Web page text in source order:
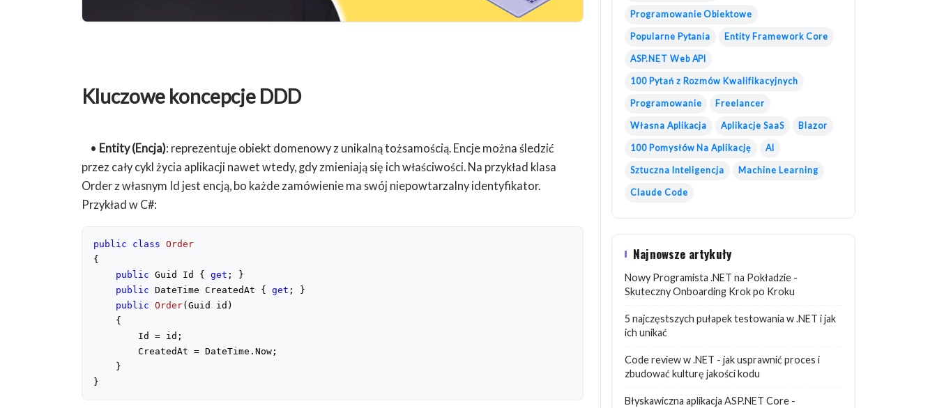
Kluczowe koncepcje DDD
• Entity (Encja): reprezentuje obiekt domenowy z unikalną tożsamością. Encje można śledzić
przez cały cykl życia aplikacji nawet wtedy, gdy zmieniają się ich właściwości. Na przykład klasa
Order z własnym Id jest encją, bo każde zamówienie ma swój niepowtarzalny identyfikator.
Przykład w C#:
public class Order
{
public Guid Id { get ; }
public DateTime CreatedAt { get ; }
public Order( Guid id )
{
        Id = id;
        CreatedAt = DateTime.Now;
    }
}
Programowanie Obiektowe
Popularne Pytania Entity Framework Core
ASP.NET Web API
100 Pytań z Rozmów Kwalifikacyjnych
Programowanie Freelancer
Własna Aplikacja Aplikacje SaaS Blazor
100 Pomysłów Na Aplikację AI
Sztuczna Inteligencja Machine Learning
Claude Code
Najnowsze artykuły
Nowy Programista .NET na Pokładzie -
Skuteczny Onboarding Krok po Kroku
5 najczęstszych pułapek testowania w .NET i jak
ich unikać
Code review w .NET - jak usprawnić proces i
zbudować kulturę jakości kodu
Błyskawiczna aplikacja ASP.NET Core -